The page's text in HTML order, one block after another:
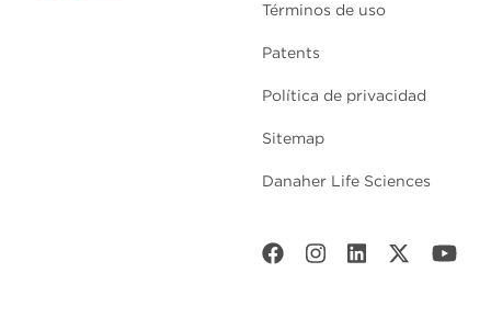
Términos de uso
Patents
Política de privacidad
Sitemap
Danaher Life Sciences